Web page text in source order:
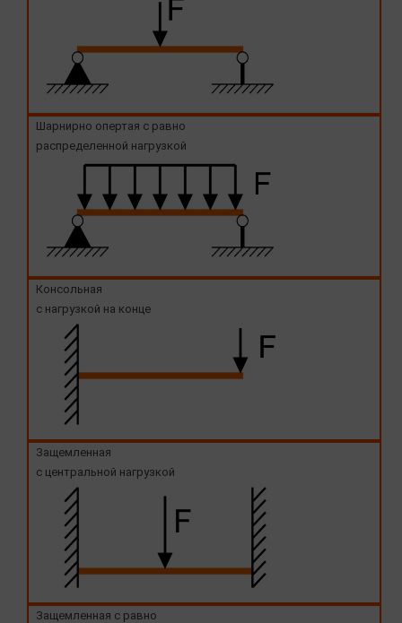
Шарнирно опертая с равно
распределенной нагрузкой
Консольная
с нагрузкой на конце
Защемленная
с центральной нагрузкой
Защемленная с равно